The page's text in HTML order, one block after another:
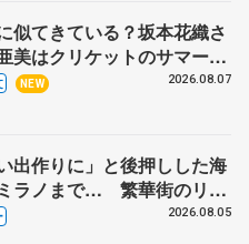
似てきている？坂本花織さ
はクリケットのサマーキ
田麻央はたくさん試合に
NEW 2026.08.07
出作りに」と後押しした海
ラノまで… 繁華街のリン
のお兄さんも味方に 小林
2026.08.05